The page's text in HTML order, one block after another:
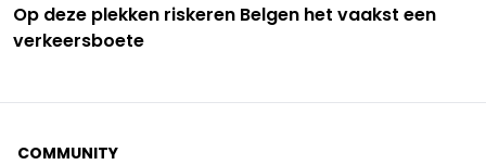
Op deze plekken riskeren Belgen het vaakst een
verkeersboete
COMMUNITY